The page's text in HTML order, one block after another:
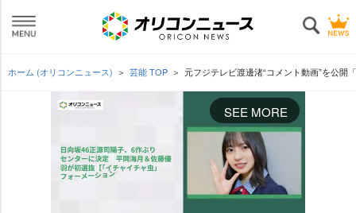
ホーム (オリコンニュース) 芸能 TOP 元フジテレビ渡邊渚“コメント動画”を公
SEE MORE